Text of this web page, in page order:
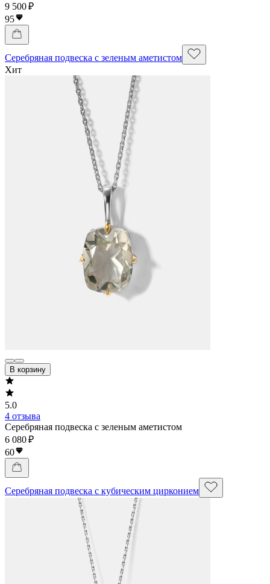
9 500 ₽
95
Серебряная подвеска с зеленым аметистом
Хит
В корзину
5.0
4 отзыва
Серебряная подвеска с зеленым аметистом
6 080 ₽
60
Серебряная подвеска с кубическим цирконием